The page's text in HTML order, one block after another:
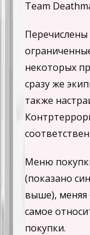
Team
некоторых
сразу же
также
Меню
(показано
выше), меняя
самое
покупки.